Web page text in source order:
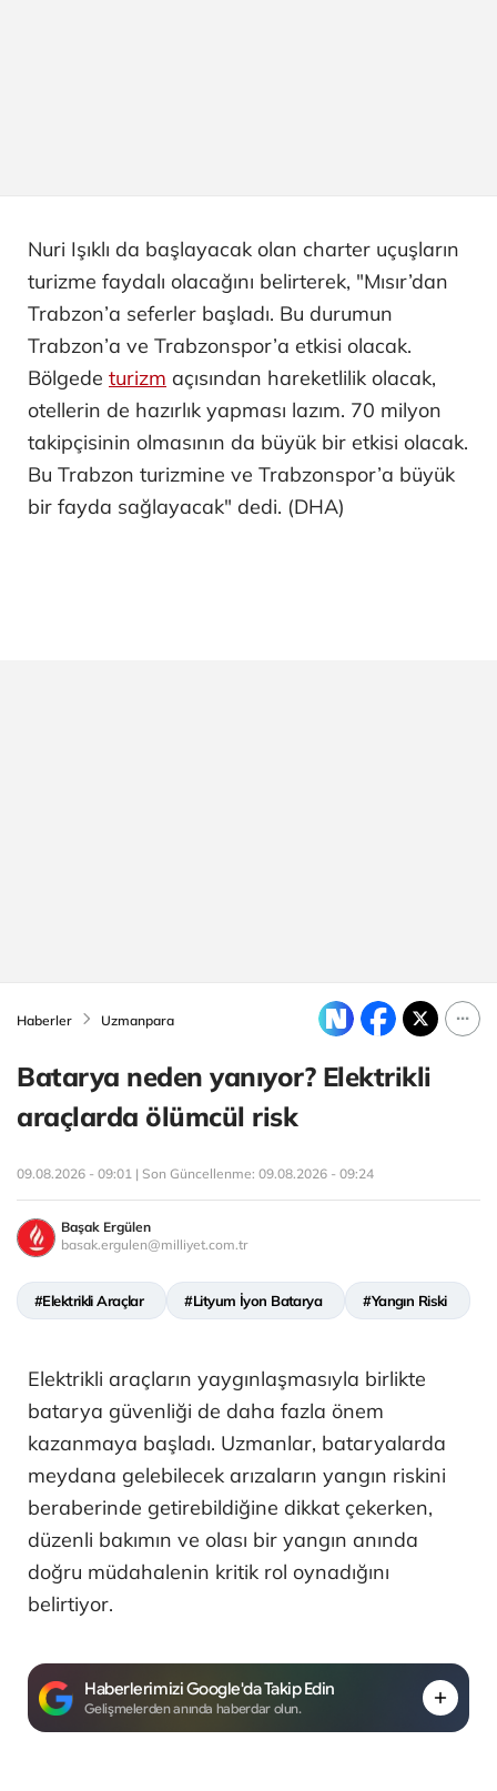
Nuri Işıklı da başlayacak olan charter uçuşların
turizme faydalı olacağını belirterek, "Mısır’dan
Trabzon’a seferler başladı. Bu durumun
Trabzon’a ve Trabzonspor’a etkisi olacak.
Bölgede turizm açısından hareketlilik olacak,
otellerin de hazırlık yapması lazım. 70 milyon
takipçisinin olmasının da büyük bir etkisi olacak.
Bu Trabzon turizmine ve Trabzonspor’a büyük
bir fayda sağlayacak" dedi. (DHA)
Haberler Uzmanpara
Batarya neden yanıyor? Elektrikli
araçlarda ölümcül risk
09.08.2026 - 09:01 | Son Güncellenme: 09.08.2026 - 09:24
Başak Ergülen
basak.ergulen@milliyet.com.tr
#Elektrikli Araçlar #Lityum İyon Batarya #Yangın Riski
Elektrikli araçların yaygınlaşmasıyla birlikte
batarya güvenliği de daha fazla önem
kazanmaya başladı. Uzmanlar, bataryalarda
meydana gelebilecek arızaların yangın riskini
beraberinde getirebildiğine dikkat çekerken,
düzenli bakımın ve olası bir yangın anında
doğru müdahalenin kritik rol oynadığını
belirtiyor.
Haberlerimizi Google'da Takip Edin
Gelişmelerden anında haberdar olun.